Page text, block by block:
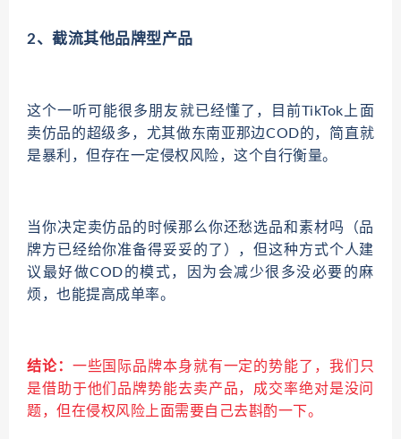
2、截流其他品牌型产品
这个一听可能很多朋友就已经懂了，目前TikTok上面
卖仿品的超级多，尤其做东南亚那边COD的，简直就
是暴利，但存在一定侵权风险，这个自行衡量。
当你决定卖仿品的时候那么你还愁选品和素材吗（品
牌方已经给你准备得妥妥的了），但这种方式个人建
议最好做COD的模式，因为会减少很多没必要的麻
烦，也能提高成单率。
结论： 一些国际品牌本身就有一定的势能了，我们只
是借助于他们品牌势能去卖产品，成交率绝对是没问
题，但在侵权风险上面需要自己去斟酌一下。